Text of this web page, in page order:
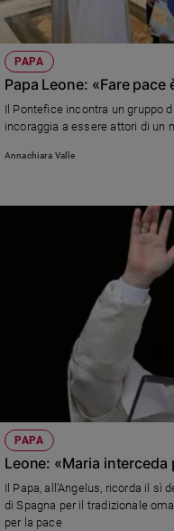
inclusione
Costume
Cultura
e
spettacoli
Sanremo
2026
educazione
e
figli
Nonni
Coppia
Scuola
PAPA
Papa Leone: «Fare pace
Il Pontefice incontra un gruppo
incoraggia a essere attori di un
Annachiara Valle
PAPA
Leone: «Maria interceda
Il Papa, all’Angelus, ricorda il sì
di Spagna per il tradizionale
per la pace